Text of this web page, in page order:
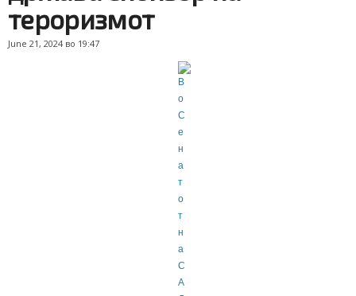
тероризмот
June 21, 2024 во 19:47